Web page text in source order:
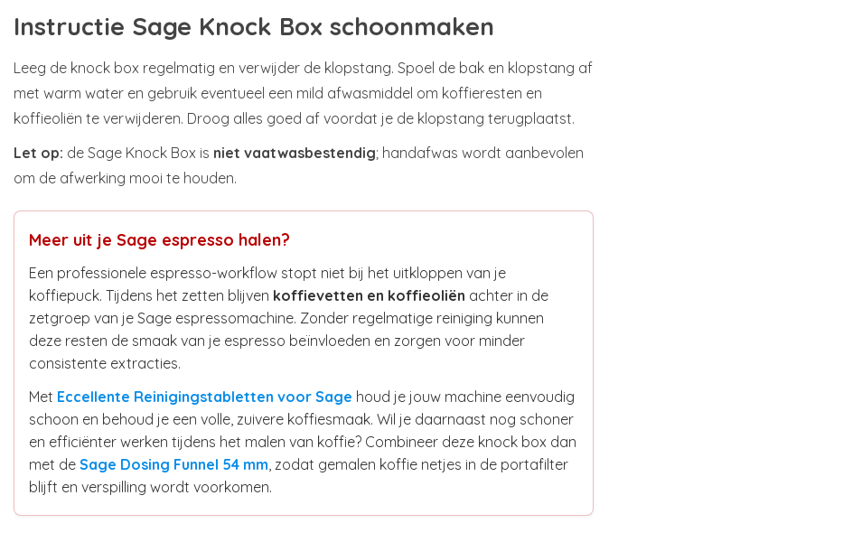
Instructie Sage Knock Box schoonmaken
Leeg de knock box regelmatig en verwijder de klopstang. Spoel de bak en klopstang af
met warm water en gebruik eventueel een mild afwasmiddel om koffieresten en
koffieoliën te verwijderen. Droog alles goed af voordat je de klopstang terugplaatst.
Let op: de Sage Knock Box is niet vaatwasbestendig; handafwas wordt aanbevolen
om de afwerking mooi te houden.
Meer uit je Sage espresso halen?
Een professionele espresso-workflow stopt niet bij het uitkloppen van je
koffiepuck. Tijdens het zetten blijven koffievetten en koffieoliën achter in de
zetgroep van je Sage espressomachine. Zonder regelmatige reiniging kunnen
deze resten de smaak van je espresso beïnvloeden en zorgen voor minder
consistente extracties.
Met Eccellente Reinigingstabletten voor Sage houd je jouw machine eenvoudig
schoon en behoud je een volle, zuivere koffiesmaak. Wil je daarnaast nog schoner
en efficiënter werken tijdens het malen van koffie? Combineer deze knock box dan
met de Sage Dosing Funnel 54 mm , zodat gemalen koffie netjes in de portafilter
blijft en verspilling wordt voorkomen.